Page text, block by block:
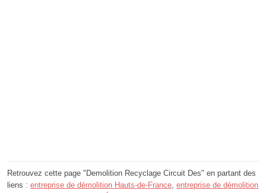
Retrouvez cette page "Demolition Recyclage Circuit Des" en partant des
liens : entreprise de démolition Hauts-de-France, entreprise de démolition